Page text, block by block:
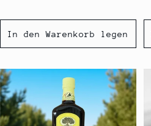
In den Warenkorb legen